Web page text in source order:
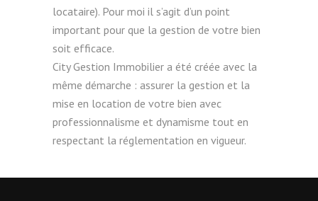
locataire). Pour moi il s’agit d’un point
important pour que la gestion de votre bien
soit efficace.
City Gestion Immobilier a été créée avec la
même démarche : assurer la gestion et la
mise en location de votre bien avec
professionnalisme et dynamisme tout en
respectant la réglementation en vigueur.